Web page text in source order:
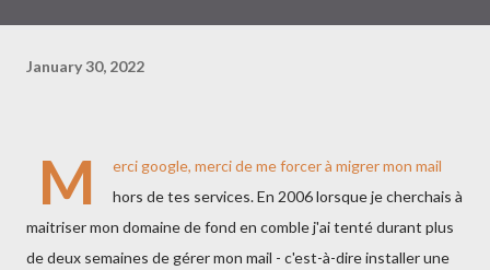
January 30, 2022
M erci google, merci deme forcer à migrer mon mail
hors de tes services. En 2006 lorsque je cherchais à
maitriser mon domaine de fond en comble j'ai tenté durant plus
de deux semaines de gérer mon mail - c'est-à-dire installer une